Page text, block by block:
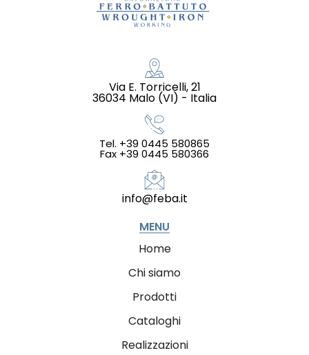
Via E. Torricelli, 21
36034 Malo (VI) - Italia
Tel. +39 0445 580865
Fax +39 0445 580366
info@feba.it
MENU
Home
Chi siamo
Prodotti
Cataloghi
Realizzazioni